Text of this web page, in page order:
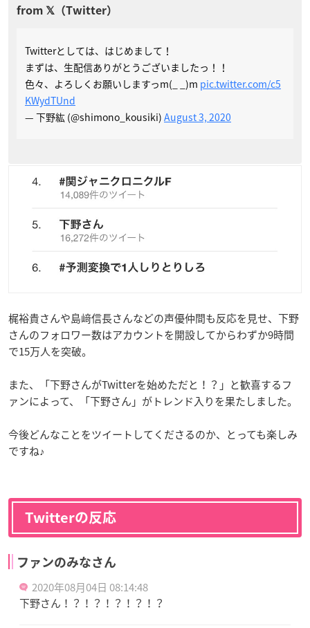
Twitterとしては、はじめまして！
まずは、生配信ありがとうございましたっ！！
色々、よろしくお願いしますっm(_ _)m pic.twitter.com/c5
KWydTUnd
— 下野紘 (@shimono_kousiki) August 3, 2020
梶裕貴さんや島﨑信長さんなどの声優仲間も反応を見せ、下野
さんのフォロワー数はアカウントを開設してからわずか9時間
で15万人を突破。
また、「下野さんがTwitterを始めただと！？」と歓喜するフ
ァンによって、「下野さん」がトレンド入りを果たしました。
今後どんなことをツイートしてくださるのか、とっても楽しみ
ですね♪
Twitterの反応
ファンのみなさん
2020年08月04日 08:14:48
下野さん！？！？！？！？！？